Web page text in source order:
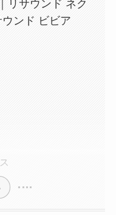
リサウンド ネク
ンド ビビア